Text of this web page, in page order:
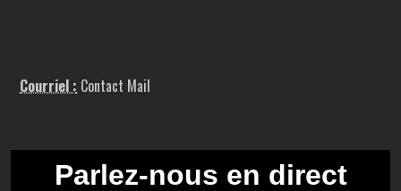
Courriel : Contact Mail